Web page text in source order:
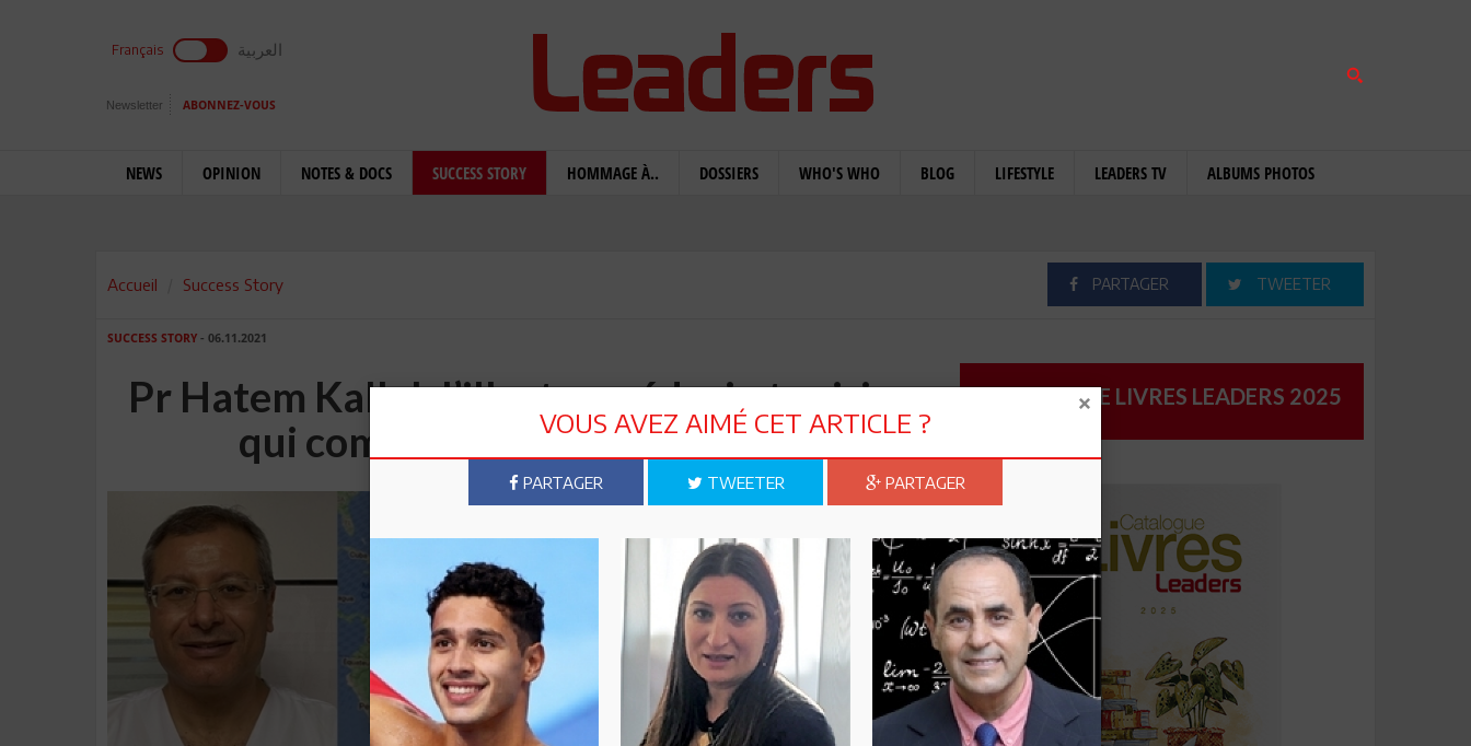
Français العربية
Newsletter ABONNEZ-VOUS
NEWS OPINION NOTES & DOCS SUCCESS STORY HOMMAGE À.. DOSSIERS WHO'S WHO BLOG LIFESTYLE LEADERS TV ALBUMS PHOTOS
Accueil Success Story PARTAGER TWEETER
SUCCESS STORY - 06.11.2021
Pr Hatem Kallel: l’illustre médecin tunisien
qui combat le Covid en Guyane
CATALOGUE LIVRES LEADERS 2025
VOUS AVEZ AIMÉ CET ARTICLE ?
PARTAGER TWEETER PARTAGER